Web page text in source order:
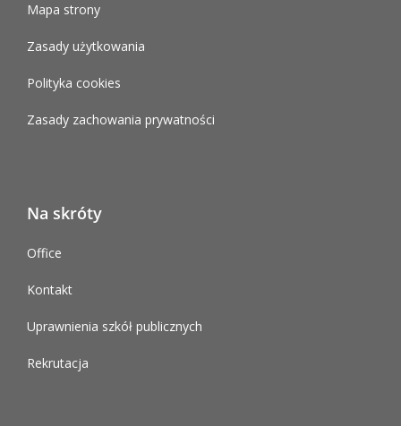
Mapa strony
Zasady użytkowania
Polityka cookies
Zasady zachowania prywatności
Na skróty
Office
Kontakt
Uprawnienia szkół publicznych
Rekrutacja